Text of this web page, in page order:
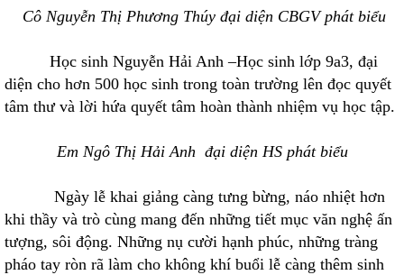
Cô Nguyễn Thị Phương Thúy đại diện CBGV phát biểu
Học sinh Nguyễn Hải Anh –Học sinh lớp 9a3, đại
diện cho hơn 500 học sinh trong toàn trường lên đọc quyết
tâm thư và lời hứa quyết tâm hoàn thành nhiệm vụ học tập.
Em Ngô Thị Hải Anh đại diện HS phát biểu
Ngày lễ khai giảng càng tưng bừng, náo nhiệt hơn
khi thầy và trò cùng mang đến những tiết mục văn nghệ ấn
tượng, sôi động. Những nụ cười hạnh phúc, những tràng
pháo tay ròn rã làm cho không khí buổi lễ càng thêm sinh